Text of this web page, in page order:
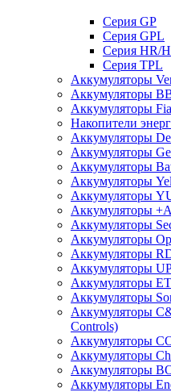
Cерия GP
Серия GPL
Серия HR/
Серия TPL
Аккумуляторы
Аккумуляторы
Аккумуляторы
Накопители
Аккумуляторы
Аккумуляторы
Аккумуляторы
Аккумуляторы
Аккумуляторы
Аккумуляторы
Аккумуляторы
Аккумуляторы
Аккумуляторы
Аккумуляторы
Аккумуляторы
Аккумуляторы
Аккумуляторы
Controls)
Аккумуляторы
Аккумуляторы
Аккумуляторы
Аккумуляторы